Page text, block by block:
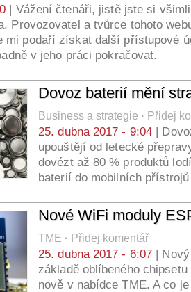
| Vážení čtenáři, jistě jste si
Provozovatel a tvůrce tohoto
mi podaří získat další přístupové
v jeho práci pokračovat.
Dovoz baterií mění
Business a strategie · Přidej
25. dubna 2017 - 9:04 |
upouštějí od letecké
dovézt až 80 % produktů
baterií do mobilních
Nové WiFi moduly
TME · Přidej komentář
25. dubna 2017 - 6:07 |
základě oblíbeného
nově v nabídce TME. A co